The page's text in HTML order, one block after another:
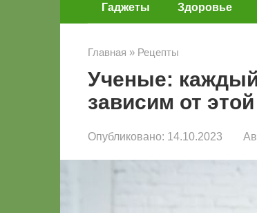
Гаджеты Здоровье
Главная » Рецепты
Ученые:
зависим от
Опубликовано: 14.10.2023